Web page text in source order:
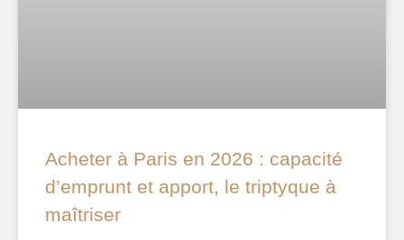
Acheter à Paris en 2026 : capacité
d’emprunt et apport, le triptyque à
maîtriser